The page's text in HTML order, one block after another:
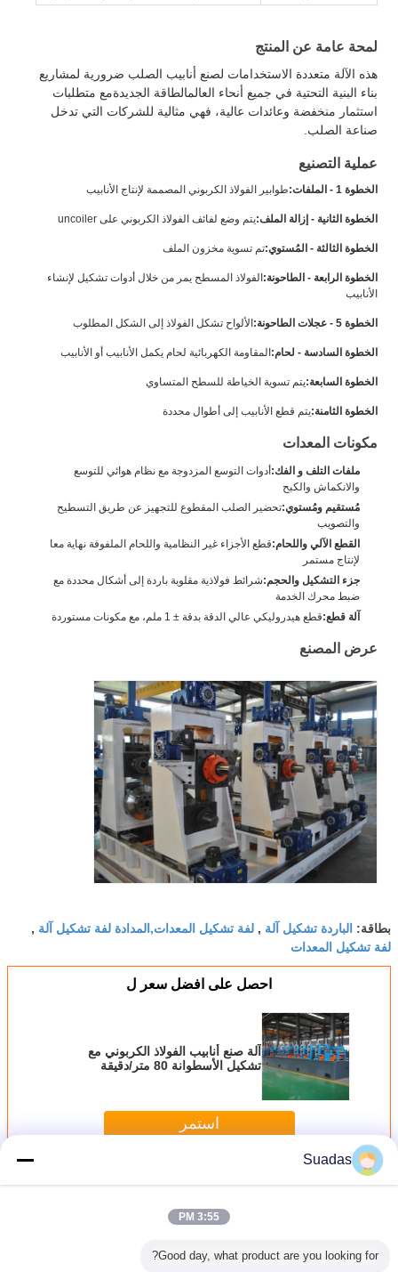
لمحة عامة عن المنتج
هذه الآلة متعددة الاستخدامات لصنع أنابيب الصلب ضرورية لمشاريع
بناء البنية التحتية في جميع أنحاء العالمالطاقة الجديدةمع متطلبات
استثمار منخفضة وعائدات عالية، فهي مثالية للشركات التي تدخل
صناعة الصلب.
عملية التصنيع
الخطوة 1 - الملفات: طوابير الفولاذ الكربوني المصممة لإنتاج الأنابيب
الخطوة الثانية - إزالة الملف:يتم وضع لفائف الفولاذ الكربوني على uncoiler
الخطوة الثالثة - المُستوي:تم تسوية مخزون الملف
الخطوة الرابعة - الطاحونة:الفولاذ المسطح يمر من خلال أدوات تشكيل لإنشاء
الأنابيب
الخطوة 5 - عجلات الطاحونة: الألواح تشكل الفولاذ إلى الشكل المطلوب
الخطوة السادسة - لحام:المقاومة الكهربائية لحام يكمل الأنابيب أو الأنابيب
الخطوة السابعة:يتم تسوية الخياطة للسطح المتساوي
الخطوة الثامنة:يتم قطع الأنابيب إلى أطوال محددة
مكونات المعدات
ملفات التلف و الفك:أدوات التوسع المزدوجة مع نظام هوائي للتوسع
والانكماش والكبح
مُستقيم ومُستوي:تحضير الصلب المقطوع للتجهيز عن طريق التسطيح
والتصويب
القطع الآلي واللحام:قطع الأجزاء غير النظامية واللحام الملفوفة نهاية معا
لإنتاج مستمر
جزء التشكيل والحجم:شرائط فولاذية مقلوبة باردة إلى أشكال محددة مع
ضبط محرك الخدمة
آلة قطع:قطع هيدروليكي عالي الدقة بدقة ± 1 ملم، مع مكونات مستوردة
عرض المصنع
بطاقة: الباردة تشكيل آلة , لفة تشكيل المعدات,المدادة لفة تشكيل آلة ,
لفة تشكيل المعدات
احصل على افضل سعر ل
آلة صنع أنابيب الفولاذ الكربوني مع
تشكيل الأسطوانة 80 متر/دقيقة
استمر
أكثرآلة صنع أنابيب الفولاذ
Suadas
3:55 PM
Good day, what product are you looking for?